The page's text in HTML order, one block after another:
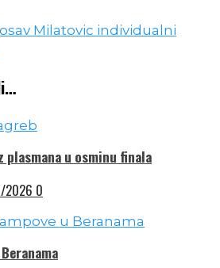
plasmana u osminu finala
2026 0